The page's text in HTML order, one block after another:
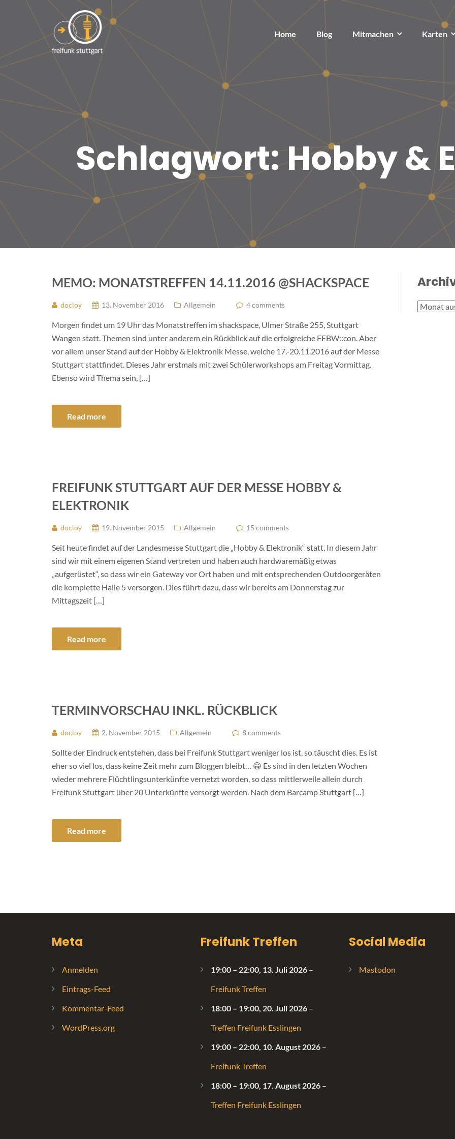
Home Blog Mitmachen Karten
Schlagwort:Hobby &
MEMO: MONATSTREFFEN 14.11.2016 @SHACKSPACE
docloy 13. November 2016 Allgemein 4 comments
Morgen findet um 19 Uhr das Monatstreffen im shackspace, Ulmer Straße 255, Stuttgart
Wangen statt. Themen sind unter anderem ein Rückblick auf die erfolgreiche FFBW::con. Aber
vor allem unser Stand auf der Hobby & Elektronik Messe, welche 17.-20.11.2016 auf der Messe
Stuttgart stattfindet. Dieses Jahr erstmals mit zwei Schülerworkshops am Freitag Vormittag.
Ebenso wird Thema sein, […]
Read more
FREIFUNK STUTTGART AUF DER MESSE HOBBY &
ELEKTRONIK
docloy 19. November 2015 Allgemein 15 comments
Seit heute findet auf der Landesmesse Stuttgart die „Hobby & Elektronik“ statt. In diesem Jahr
sind wir mit einem eigenen Stand vertreten und haben auch hardwaremäßig etwas
„aufgerüstet“, so dass wir ein Gateway vor Ort haben und mit entsprechenden Outdoorgeräten
die komplette Halle 5 versorgen. Dies führt dazu, dass wir bereits am Donnerstag zur
Mittagszeit […]
Read more
TERMINVORSCHAU INKL. RÜCKBLICK
docloy 2. November 2015 Allgemein 8 comments
Sollte der Eindruck entstehen, dass bei Freifunk Stuttgart weniger los ist, so täuscht dies. Es ist
eher so viel los, dass keine Zeit mehr zum Bloggen bleibt… 😀 Es sind in den letzten Wochen
wieder mehrere Flüchtlingsunterkünfte vernetzt worden, so dass mittlerweile allein durch
Freifunk Stuttgart über 20 Unterkünfte versorgt werden. Nach dem Barcamp Stuttgart […]
Read more
Archive
Meta
Anmelden
Eintrags-Feed
Kommentar-Feed
WordPress.org
Freifunk Treffen
19:00 – 22:00, 13. Juli 2026–
Freifunk Treffen
18:00 – 19:00, 20. Juli 2026–
Treffen Freifunk Esslingen
19:00 – 22:00, 10. August 2026–
Freifunk Treffen
18:00 – 19:00, 17. August 2026–
Treffen Freifunk Esslingen
Social Media
Mastodon